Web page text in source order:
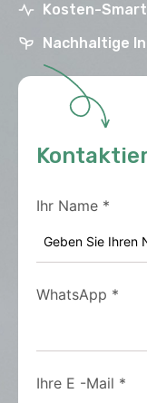
Kosten-
Nachhaltige
Ihr Name *
WhatsApp *
Ihre E -Mail *